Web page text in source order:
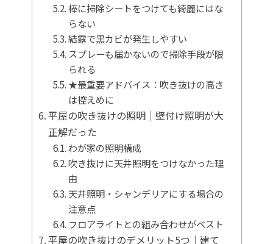
棒に掃除シートをつけても綺麗にはな
らない
結露で黒カビが発生しやすい
スプレーも届かないので掃除手段が限
られる
★最重要アドバイス：吹き抜けの高さ
は控えめに
平屋の吹き抜けの照明｜壁付け照明が大
正解だった
わが家の照明構成
吹き抜けに天井照明をつけなかった理
由
天井照明・シャンデリアにする場合の
注意点
フロアライトとの組み合わせがベスト
平屋の吹き抜けのデメリット5つ｜建て